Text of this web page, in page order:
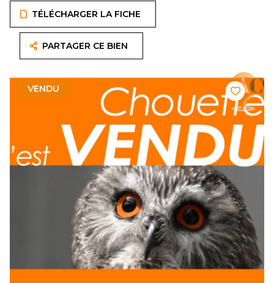
TÉLÉCHARGER LA FICHE
PARTAGER CE BIEN
VENDU